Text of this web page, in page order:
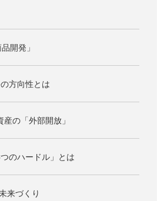
開発」
方向性とは
の「外部開放」
のハードル」とは
来づくり